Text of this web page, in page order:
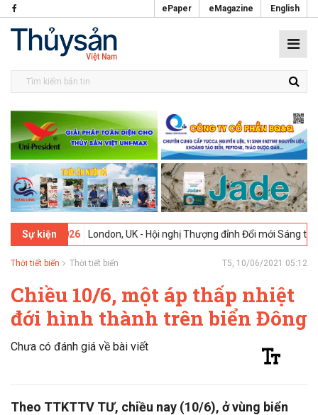
ePaper eMagazine English
Sự kiện
02-2026 London, UK - Hội nghị Thượng đỉnh Đổi mới Sáng tạo trong
Thời tiết biển Thời tiết biển T5, 10/06/2021 05:12
Chiều 10/6, một áp thấp nhiệt
đới hình thành trên biển Đông
Chưa có đánh giá về bài viết
Theo TTKTTV TƯ, chiều nay (10/6), ở vùng biển